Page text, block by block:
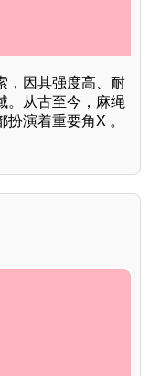
，因其强度高、耐
。从古至今，麻绳
演着重要角X 。